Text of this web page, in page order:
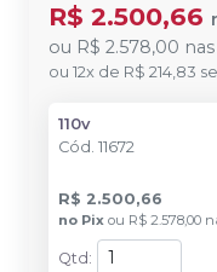
R$ 2.500,66
ou R$ 2.578,00
ou 12x de R$ 214,83
110v
Cód. 11672
R$ 2.500,66
no Pix ou R$ 2.578,00
Qtd :